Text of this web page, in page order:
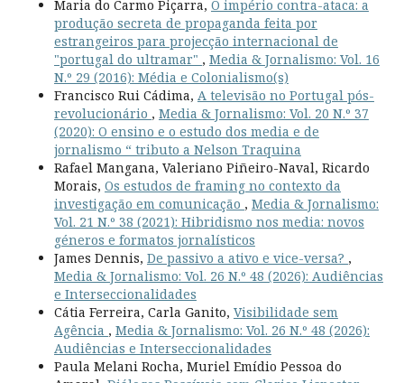
Maria do Carmo Piçarra, O império contra-ataca: a
produção secreta de propaganda feita por
estrangeiros para projecção internacional de
"portugal do ultramar" , Media & Jornalismo: Vol. 16
N.º 29 (2016): Média e Colonialismo(s)
Francisco Rui Cádima, A televisão no Portugal pós-
revolucionário , Media & Jornalismo: Vol. 20 N.º 37
(2020): O ensino e o estudo dos media e de
jornalismo “ tributo a Nelson Traquina
Rafael Mangana, Valeriano Piñeiro-Naval, Ricardo
Morais, Os estudos de framing no contexto da
investigação em comunicação , Media & Jornalismo:
Vol. 21 N.º 38 (2021): Hibridismo nos media: novos
géneros e formatos jornalísticos
James Dennis, De passivo a ativo e vice-versa? ,
Media & Jornalismo: Vol. 26 N.º 48 (2026): Audiências
e Interseccionalidades
Cátia Ferreira, Carla Ganito, Visibilidade sem
Agência , Media & Jornalismo: Vol. 26 N.º 48 (2026):
Audiências e Interseccionalidades
Paula Melani Rocha, Muriel Emídio Pessoa do